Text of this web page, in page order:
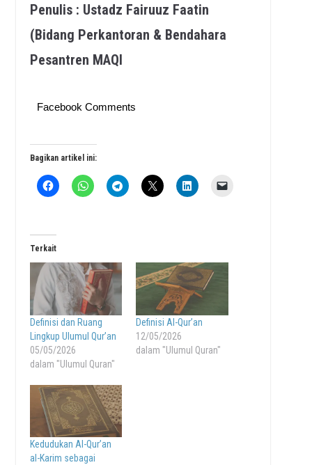
Penulis : Ustadz Fairuuz Faatin
(Bidang Perkantoran & Bendahara
Pesantren MAQI
Facebook Comments
Bagikan artikel ini:
Terkait
Definisi dan Ruang
Lingkup Ulumul Qur’an
05/05/2026
dalam "Ulumul Quran"
Definisi Al-Qur’an
12/05/2026
dalam "Ulumul Quran"
Kedudukan Al-Qur’an
al-Karim sebagai